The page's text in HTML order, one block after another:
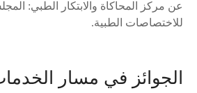
عن مركز المحاكاة والابتكار الطبي:
للاختصاصات الطبية.
الجوائز في مسار